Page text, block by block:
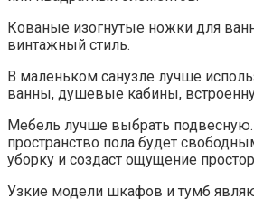
Кованые изогнутые ножки для
винтажный стиль.
В маленьком санузле лучше
ванны, душевые кабины,
Мебель лучше выбрать
пространство пола будет
уборку и создаст ощущение
Узкие модели шкафов и тумб